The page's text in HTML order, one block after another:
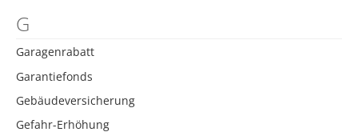
G
Garagenrabatt
Garantiefonds
Gebäudeversicherung
Gefahr-Erhöhung